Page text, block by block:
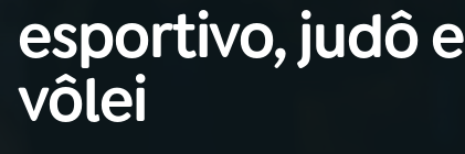
03 PROGRAMAÇÃO
04 PROGRAMAS
esportivo, judô e
vôlei